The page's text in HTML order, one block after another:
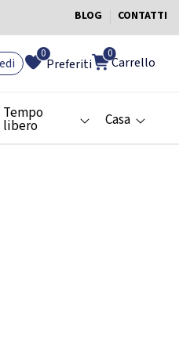
BLOG CONTATTI
Preferiti
0 0
Carrello
Tempo
libero Casa